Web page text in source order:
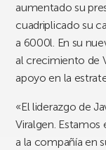
aumentado su
cuadriplicado su
a 6000l. En su
al crecimiento de
apoyo en la
«El liderazgo de
Viralgen.
a la compañía en